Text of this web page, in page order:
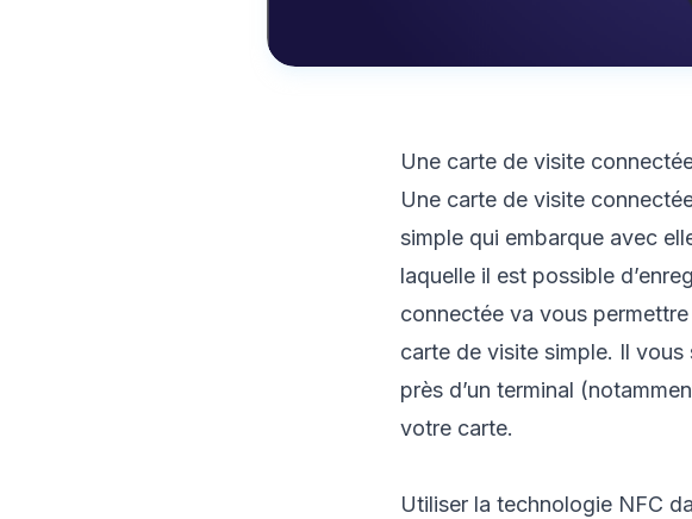
Une carte de visite
Une carte de visite
simple qui embarque avec
laquelle il est possible
connectée va vous permettre
carte de visite simple. Il
près d’un terminal
votre carte.
Utiliser la technologie NFC